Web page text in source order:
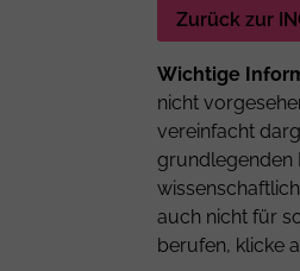
Zurück zur
Wichtige
nicht
vereinfacht
grundlegenden
auch nicht für
berufen, klicke